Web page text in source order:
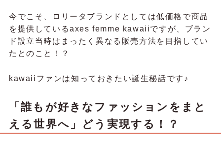
今でこそ、ロリータブランドとしては低価格で商品
を提供しているaxes femme kawaiiですが、ブラン
ド設立当時はまったく異なる販売方法を目指してい
たとのこと！？
kawaiiファンは知っておきたい誕生秘話です♪
「誰もが好きなファッションをまと
える世界へ」どう実現する！？